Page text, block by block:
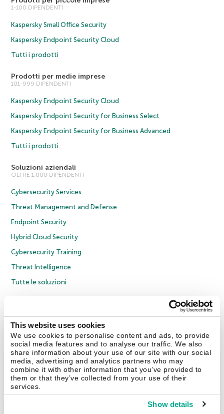
This website uses cookies
We use cookies to personalise content and ads, to provide
social media features and to analyse our traffic. We also
share information about your use of our site with our social
media, advertising and analytics partners who may
combine it with other information that you’ve provided to
them or that they’ve collected from your use of their
services.
Show details
1-100 DIPENDENTI
Kaspersky Small Office Security
Kaspersky Endpoint Security Cloud
Tutti i prodotti
Prodotti per medie imprese
101-999 DIPENDENTI
Kaspersky Endpoint Security Cloud
Kaspersky Endpoint Security for Business Select
Kaspersky Endpoint Security for Business Advanced
Tutti i prodotti
Soluzioni aziendali
OLTRE 1.000 DIPENDENTI
Cybersecurity Services
Threat Management and Defense
Endpoint Security
Hybrid Cloud Security
Cybersecurity Training
Threat Intelligence
Tutte le soluzioni
Informativa sulla privacy
Policy anticorruzione
Contratto di licenza B2C
Cookies
Contatti Chi siamo Partner Blog Centro risorse Comunicati stampa
Securelist Eugene Personal Blog Encyclopedia